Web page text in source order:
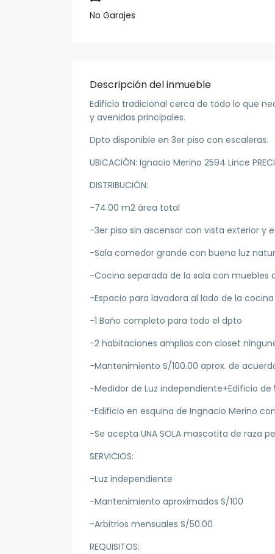
No Garajes
Descripción del inmueble
Edificio tradicional cerca de todo lo que
y avenidas principales.
Dpto disponible en 3er piso con escaleras.
UBICACIÓN: Ignacio Merino 2594 Lince
DISTRIBUCIÓN:
-74.00 m2 área total
-3er piso sin ascensor con vista exterior y
-Sala comedor grande con buena luz
-Cocina separada de la sala con muebles
-Espacio para lavadora al lado de la cocina
-1 Baño completo para todo el dpto
-2 habitaciones amplias con closet
-Mantenimiento S/100.00 aprox. de
-Medidor de Luz independiente+Edificio de
-Edificio en esquina de Ingnacio Merino
-Se acepta UNA SOLA mascotita de raza
SERVICIOS:
-Luz independiente
-Mantenimiento aproximados S/100
-Arbitrios mensuales S/50.00
REQUISITOS: